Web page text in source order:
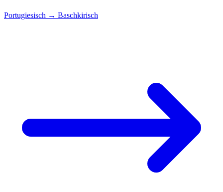
Portugiesisch → Baschkirisch